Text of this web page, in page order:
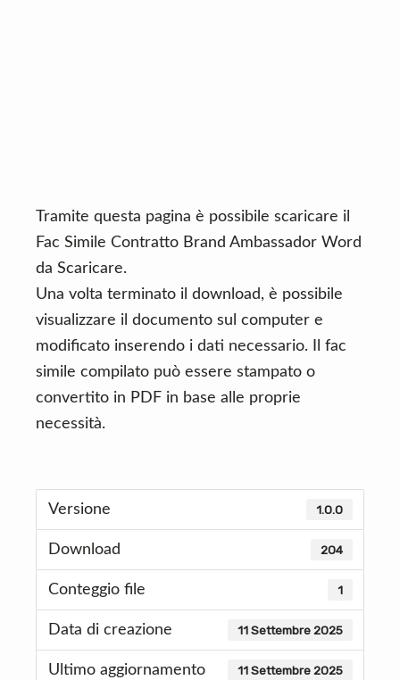
Tramite questa pagina è possibile scaricare il
Fac Simile Contratto Brand Ambassador Word
da Scaricare.
Una volta terminato il download, è possibile
visualizzare il documento sul computer e
modificato inserendo i dati necessario. Il fac
simile compilato può essere stampato o
convertito in PDF in base alle proprie
necessità.
Versione 1.0.0
Download 204
Conteggio file 1
Data di creazione 11 Settembre 2025
Ultimo aggiornamento 11 Settembre 2025